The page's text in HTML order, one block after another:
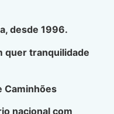
desde 1996.
quer tranquilidade
Caminhões
nacional com